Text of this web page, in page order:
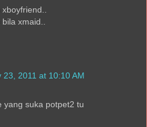
xmaid..
23, 2011 at 10:10 AM
yang suka potpet2 tu